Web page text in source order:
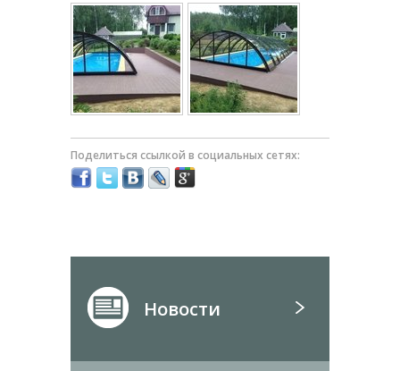
Поделиться ссылкой в социальных сетях:
Новости